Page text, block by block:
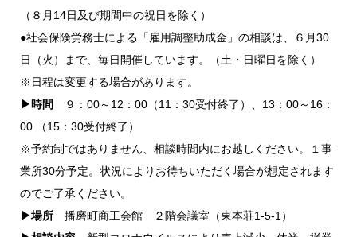
（８月14日及び期間中の祝日を除く）
●社会保険労務士による「雇用調整助成金」の相談は、６月30
日（火）まで、毎日開催しています。（土・日曜日を除く）
※日程は変更する場合があります。
▶︎時間
９：00～12：00（11：30受付終了）、13：00～16：
00 （15：30受付終了）
※予約制ではありません、相談時間内にお越しください。１事
業所30分予定。状況によりお待ちいただく場合が想定されます
のでご了承ください。
▶︎場所 播磨町商工会館 ２階会議室（東本荘1-5-1）